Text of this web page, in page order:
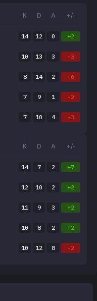
K D A +/-
14 12 0 +2
10 13 3 -3
8 14 2 -6
7 9 1 -2
7 10 4 -3
K D A +/-
14 7 2 +7
12 10 2 +2
11 9 3 +2
10 8 2 +2
10 12 8 -2